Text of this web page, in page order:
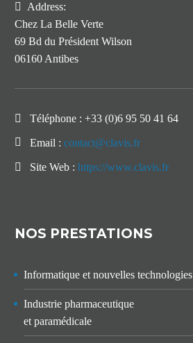
Address:
Chez La Belle Verte
69 Bd du Président Wilson
06160 Antibes
Téléphone : +33 (0)6 95 50 41 64
Email : contact@clavis.fr
Site Web : https://www.clavis.fr
NOS PRESTATIONS
Informatique et nouvelles technologies
Industrie pharmaceutique
et paramédicale